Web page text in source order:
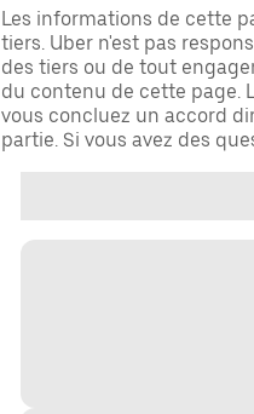
Les informations de cette
tiers. Uber n'est pas
des tiers ou de tout
du contenu de cette page.
vous concluez un accord
partie. Si vous avez des